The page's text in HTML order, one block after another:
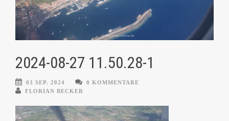
2024-08-27 11.50.28-1
03 SEP. 2024
0 KOMMENTARE
FLORIAN BECKER